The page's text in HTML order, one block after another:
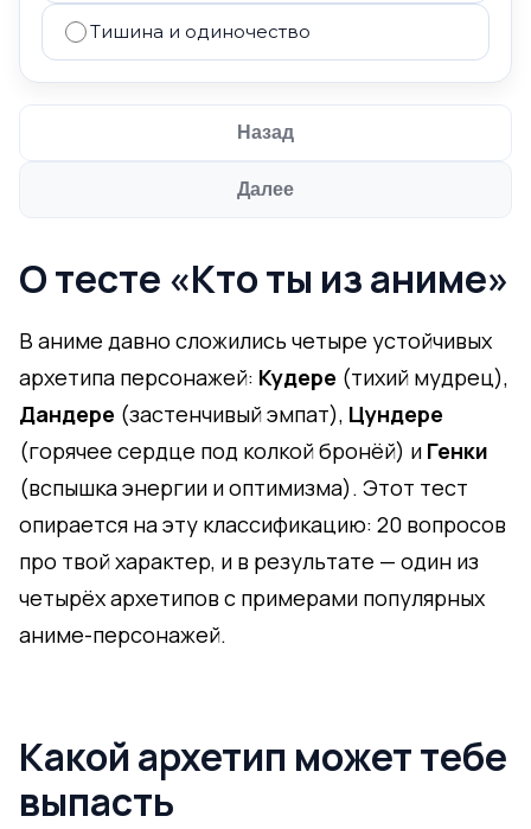
Тишина и одиночество
Назад
Далее
О тесте «Кто ты из аниме»
В аниме давно сложились четыре устойчивых
архетипа персонажей: Кудере (тихий мудрец),
Дандере (застенчивый эмпат), Цундере
(горячее сердце под колкой бронёй) и Генки
(вспышка энергии и оптимизма). Этот тест
опирается на эту классификацию: 20 вопросов
про твой характер, и в результате — один из
четырёх архетипов с примерами популярных
аниме-персонажей.
Какой архетип может тебе
выпасть